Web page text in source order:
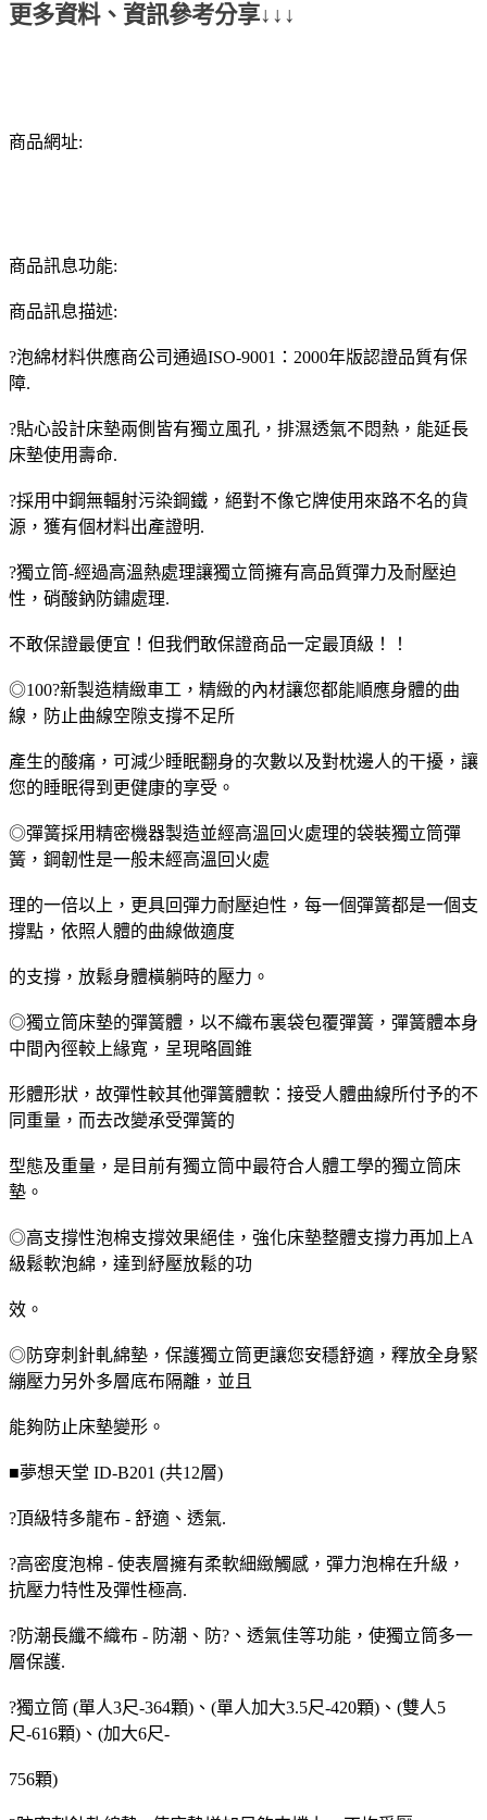
更多資料、資訊參考分享↓↓↓
商品網址:
商品訊息功能:
商品訊息描述:
?泡綿材料供應商公司通過ISO-9001：2000年版認證品質有保
障.
?貼心設計床墊兩側皆有獨立風孔，排濕透氣不悶熱，能延長
床墊使用壽命.
?採用中鋼無輻射污染鋼鐵，絕對不像它牌使用來路不名的貨
源，獲有個材料出產證明.
?獨立筒-經過高溫熱處理讓獨立筒擁有高品質彈力及耐壓迫
性，硝酸鈉防鏽處理.
不敢保證最便宜！但我們敢保證商品一定最頂級！！
◎100?新製造精緻車工，精緻的內材讓您都能順應身體的曲
線，防止曲線空隙支撐不足所
產生的酸痛，可減少睡眠翻身的次數以及對枕邊人的干擾，讓
您的睡眠得到更健康的享受。
◎彈簧採用精密機器製造並經高溫回火處理的袋裝獨立筒彈
簧，鋼韌性是一般未經高溫回火處
理的一倍以上，更具回彈力耐壓迫性，每一個彈簧都是一個支
撐點，依照人體的曲線做適度
的支撐，放鬆身體橫躺時的壓力。
◎獨立筒床墊的彈簧體，以不織布裏袋包覆彈簧，彈簧體本身
中間內徑較上緣寬，呈現略圓錐
形體形狀，故彈性較其他彈簧體軟：接受人體曲線所付予的不
同重量，而去改變承受彈簧的
型態及重量，是目前有獨立筒中最符合人體工學的獨立筒床
墊。
◎高支撐性泡棉支撐效果絕佳，強化床墊整體支撐力再加上A
級鬆軟泡綿，達到紓壓放鬆的功
效。
◎防穿刺針軋綿墊，保護獨立筒更讓您安穩舒適，釋放全身緊
繃壓力另外多層底布隔離，並且
能夠防止床墊變形。
■夢想天堂 ID-B201 (共12層)
?頂級特多龍布 - 舒適、透氣.
?高密度泡棉 - 使表層擁有柔軟細緻觸感，彈力泡棉在升級，
抗壓力特性及彈性極高.
?防潮長纖不織布 - 防潮、防?、透氣佳等功能，使獨立筒多一
層保護.
?獨立筒 (單人3尺-364顆)、(單人加大3.5尺-420顆)、(雙人5
尺-616顆)、(加大6尺-
756顆)